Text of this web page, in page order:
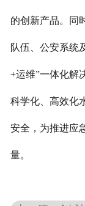
的创新产品。同
队伍、公安系统
+运维”一体化解
科学化、高效化
安全，为推进应
量。